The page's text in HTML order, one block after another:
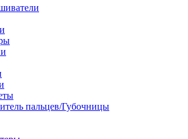
пальцев/Губочницы